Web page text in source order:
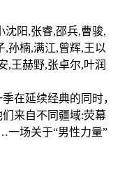
沈阳,张睿,邵兵,曹骏,
,孙楠,满江,曾辉,王以
,王赫野,张卓尔,叶润
在延续经典的同时，
来自不同疆域:荧幕
场关于“男性力量”